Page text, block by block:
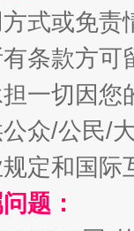
"炒
式或免责
条款方
一切因
众/公民/
定和国
题：